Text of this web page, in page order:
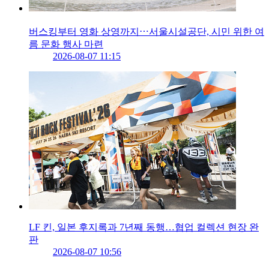
버스킹부터 영화 상영까지⋯서울시설공단, 시민 위한 여
름 문화 행사 마련
2026-08-07 11:15
LF 킨, 일본 후지록과 7년째 동행…협업 컬렉션 현장 완
판
2026-08-07 10:56